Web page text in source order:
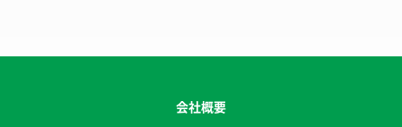
会社概要